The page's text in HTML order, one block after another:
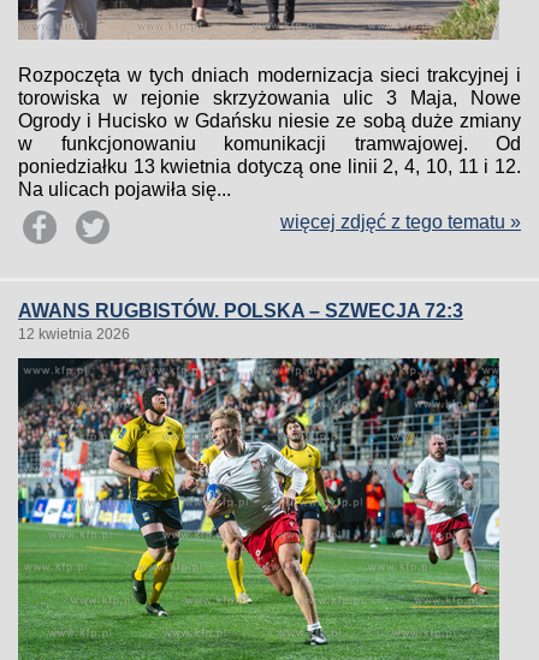
Rozpoczęta w tych dniach modernizacja sieci trakcyjnej i
torowiska w rejonie skrzyżowania ulic 3 Maja, Nowe
Ogrody i Hucisko w Gdańsku niesie ze sobą duże zmiany
w funkcjonowaniu komunikacji tramwajowej. Od
poniedziałku 13 kwietnia dotyczą one linii 2, 4, 10, 11 i 12.
Na ulicach pojawiła się...
więcej zdjęć z tego tematu »
AWANS RUGBISTÓW. POLSKA – SZWECJA 72:3
12 kwietnia 2026